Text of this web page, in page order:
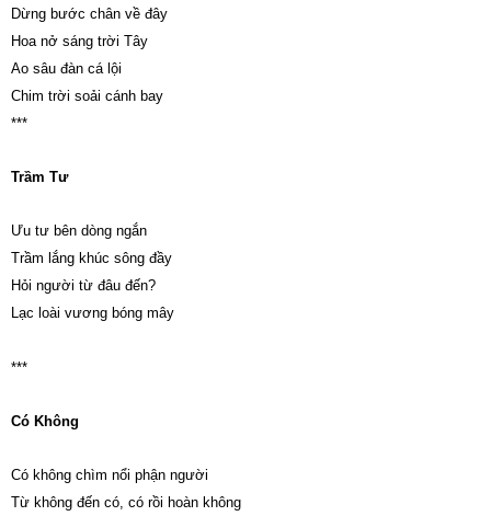
Dừng bước chân về đây
Hoa nở sáng trời Tây
Ao sâu đàn cá lội
Chim trời soải cánh bay
***
Trầm Tư
Ưu tư bên dòng ngắn
Trầm lắng khúc sông đầy
Hỏi người từ đâu đến?
Lạc loài vương bóng mây
***
Có Không
Có không chìm nổi phận người
Từ không đến có, có rồi hoàn không